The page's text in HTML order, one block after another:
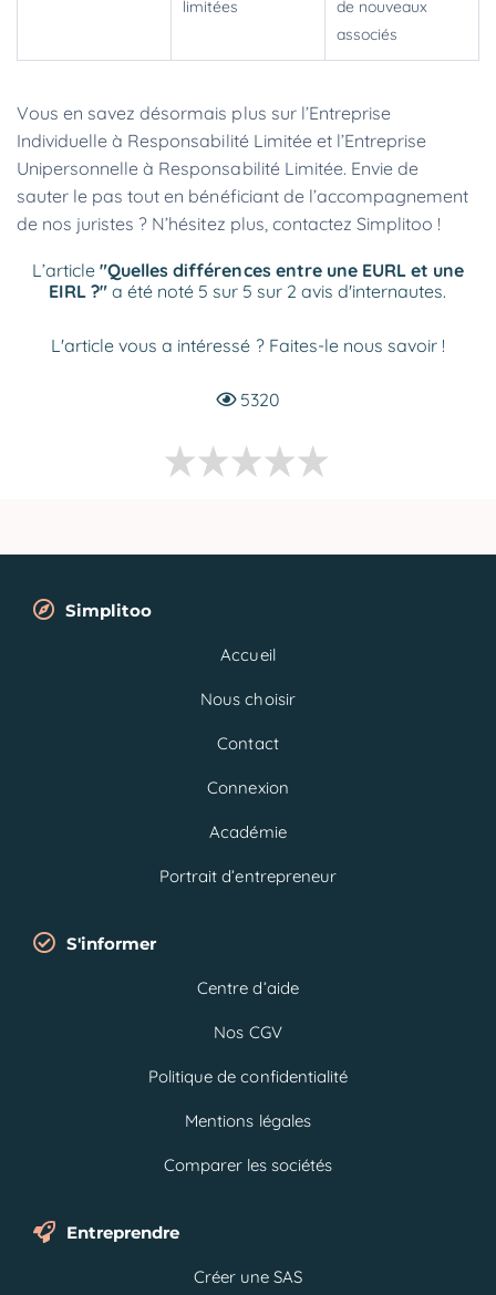
limitées
de nouveaux
associés
Vous en savez désormais plus sur l’Entreprise
Individuelle à Responsabilité Limitée et l’Entreprise
Unipersonnelle à Responsabilité Limitée. Envie de
sauter le pas tout en bénéficiant de l’accompagnement
de nos juristes ? N’hésitez plus, contactez Simplitoo !
L’article"Quelles différences entre une EURL et une
EIRL ?"a été noté 5 sur 5 sur 2 avis d'internautes.
L'article vous a intéressé ? Faites-le nous savoir !
5320
Simplitoo
Accueil
Nous choisir
Contact
Connexion
Académie
Portrait d’entrepreneur
S'informer
Centre d’aide
Nos CGV
Politique de confidentialité
Mentions légales
Comparer les sociétés
Entreprendre
Créer une SAS